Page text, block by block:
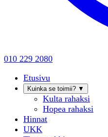
010 229 2080
Etusivu
Kuinka se toimii? ▼
Kulta rahaksi
Hopea rahaksi
Hinnat
UKK